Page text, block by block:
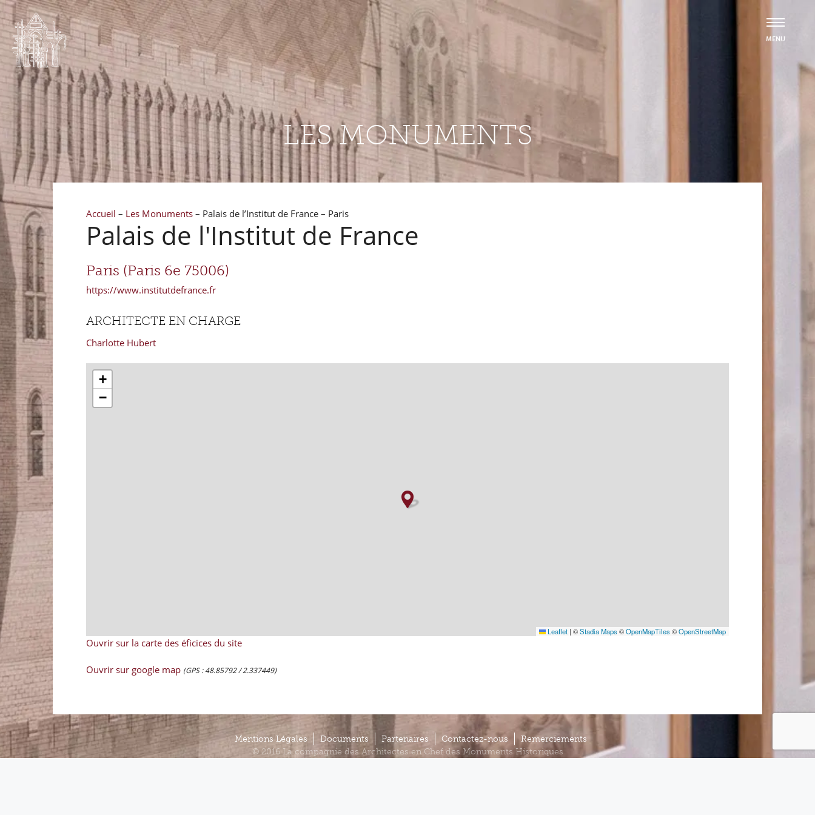
LES MONUMENTS
Accueil – Les Monuments – Palais de l’Institut de France – Paris
Palais de l'Institut de France
Paris (Paris 6e 75006)
https://www.institutdefrance.fr
ARCHITECTE EN CHARGE
Charlotte Hubert
+
−
Leaflet | ©Stadia Maps ©OpenMapTiles ©OpenStreetMap
Ouvrir sur la carte des éficices du site
Ouvrir sur google map (GPS : 48.85792 / 2.337449)
Mentions Légales Documents Partenaires Contactez-nous
Remerciements
© 2016 La compagnie des Architectes en Chef des Monuments Historiques